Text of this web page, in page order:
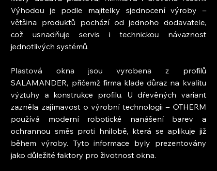
Výhodou je podle majitelky sjednocení výroby –
většina produktů pochází od jednoho dodavatele,
což usnadňuje servis i technickou návaznost
jednotlivých systémů.
Plastová okna jsou vyrobena z profilů
SALAMANDER, přičemž firma klade důraz na kvalitu
výztuhy a konstrukce profilu. U dřevěných variant
zazněla zajímavost o výrobní technologii – OTHERM
používá moderní robotické nanášení barev a
ochrannou směs proti hnilobě, která se aplikuje již
během výroby. Tyto informace byly prezentovány
jako důležité faktory pro životnost okna.